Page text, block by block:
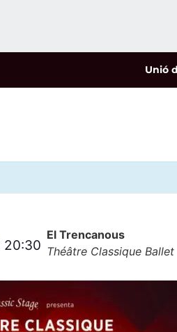
Unió de
20:30
El Trencanous
Théâtre Classique Ballet